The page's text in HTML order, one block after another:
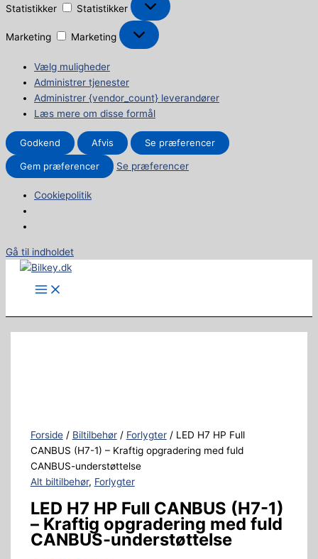
Statistikker Statistikker
Marketing Marketing
Vælg muligheder
Administrer tjenester
Administrer {vendor_count} leverandører
Læs mere om disse formål
Godkend Afvis Se præferencer
Gem præferencer Se præferencer
Cookiepolitik
Gå til indholdet
Forside/ Biltilbehør/ Forlygter/ LED H7 HP Full
CANBUS (H7-1) – Kraftig opgradering med fuld
CANBUS-understøttelse
Alt biltilbehør, Forlygter
LED H7 HP Full CANBUS (H7-1)
– Kraftig opgradering med fuld
CANBUS-understøttelse